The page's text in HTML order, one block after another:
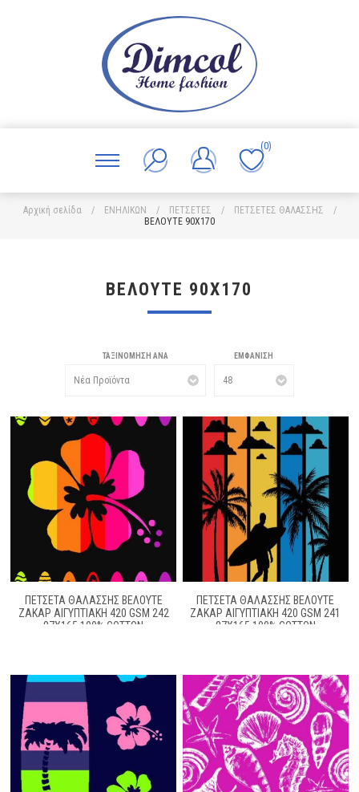
(0)
Αρχική σελίδα / ΕΝΗΛΙΚΩΝ / ΠΕΤΣΕΤΕΣ / ΠΕΤΣΕΤΕΣ ΘΑΛΑΣΣΗΣ
/
ΒΕΛΟΥΤΕ 90X170
ΒΕΛΟΥΤΕ 90X170
ΤΑΞΙΝΌΜΗΣΗ ΑΝΆ ΕΜΦΆΝΙΣΗ
ΠΕΤΣΈΤΑ ΘΑΛΆΣΣΗΣ ΒΕΛΟΥΤΈ
ΖΑΚΆΡ ΑΙΓΥΠΤΙΑΚΉ 420 GSM 242
87X165 100% COTTON
ΠΕΤΣΈΤΑ ΘΑΛΆΣΣΗΣ ΒΕΛΟΥΤΈ
ΖΑΚΆΡ ΑΙΓΥΠΤΙΑΚΉ 420 GSM 241
87X165 100% COTTON